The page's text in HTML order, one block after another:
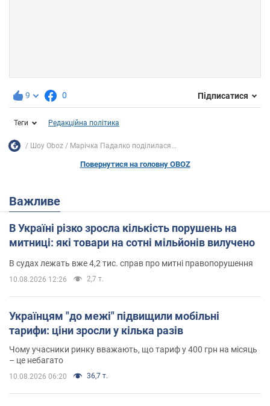
9 0 Підписатися
Теги Редакційна політика
Шоу Oboz Марічка Падалко поділилася...
Повернутися на головну OBOZ
Важливе
В Україні різко зросла кількість порушень на
митниці: які товари на сотні мільйонів вилучено
В судах лежать вже 4,2 тис. справ про митні правопорушення
10.08.2026 12:26 2,7 т.
Українцям "до межі" підвищили мобільні
тарифи: ціни зросли у кілька разів
Чому учасники ринку вважають, що тариф у 400 грн на місяць
– це небагато
10.08.2026 06:20 36,7 т.